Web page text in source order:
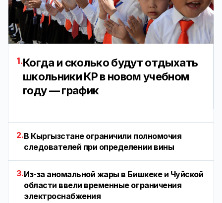
1.Когда и сколько будут отдыхать
школьники КР в новом учебном
году — график
2.В Кыргызстане ограничили полномочия
следователей при определении вины
3.Из-за аномальной жары в Бишкеке и Чуйской
области ввели временные ограничения
электроснабжения